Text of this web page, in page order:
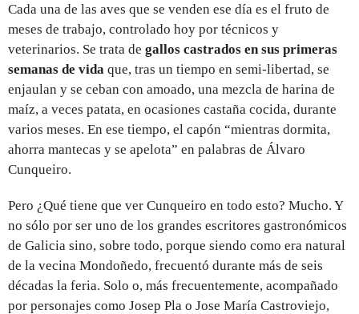
Cada una de las aves que se venden ese día es el fruto de
meses de trabajo, controlado hoy por técnicos y
veterinarios. Se trata de gallos castrados en sus primeras
semanas de vida que, tras un tiempo en semi-libertad, se
enjaulan y se ceban con amoado, una mezcla de harina de
maíz, a veces patata, en ocasiones castaña cocida, durante
varios meses. En ese tiempo, el capón “mientras dormita,
ahorra mantecas y se apelota” en palabras de Álvaro
Cunqueiro.
Pero ¿Qué tiene que ver Cunqueiro en todo esto? Mucho. Y
no sólo por ser uno de los grandes escritores gastronómicos
de Galicia sino, sobre todo, porque siendo como era natural
de la vecina Mondoñedo, frecuentó durante más de seis
décadas la feria. Solo o, más frecuentemente, acompañado
por personajes como Josep Pla o Jose María Castroviejo,